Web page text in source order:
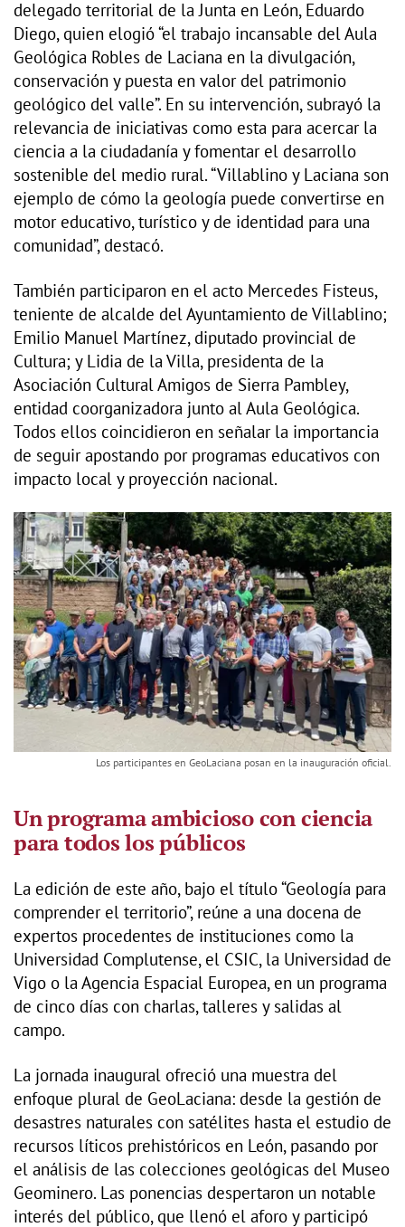
delegado territorial de la Junta en León, Eduardo
Diego, quien elogió “el trabajo incansable del Aula
Geológica Robles de Laciana en la divulgación,
conservación y puesta en valor del patrimonio
geológico del valle”. En su intervención, subrayó la
relevancia de iniciativas como esta para acercar la
ciencia a la ciudadanía y fomentar el desarrollo
sostenible del medio rural. “Villablino y Laciana son
ejemplo de cómo la geología puede convertirse en
motor educativo, turístico y de identidad para una
comunidad”, destacó.
También participaron en el acto Mercedes Fisteus,
teniente de alcalde del Ayuntamiento de Villablino;
Emilio Manuel Martínez, diputado provincial de
Cultura; y Lidia de la Villa, presidenta de la
Asociación Cultural Amigos de Sierra Pambley,
entidad coorganizadora junto al Aula Geológica.
Todos ellos coincidieron en señalar la importancia
de seguir apostando por programas educativos con
impacto local y proyección nacional.
Los participantes en GeoLaciana posan en la inauguración oficial.
Un programa ambicioso con ciencia
para todos los públicos
La edición de este año, bajo el título “Geología para
comprender el territorio”, reúne a una docena de
expertos procedentes de instituciones como la
Universidad Complutense, el CSIC, la Universidad de
Vigo o la Agencia Espacial Europea, en un programa
de cinco días con charlas, talleres y salidas al
campo.
La jornada inaugural ofreció una muestra del
enfoque plural de GeoLaciana: desde la gestión de
desastres naturales con satélites hasta el estudio de
recursos líticos prehistóricos en León, pasando por
el análisis de las colecciones geológicas del Museo
Geominero. Las ponencias despertaron un notable
interés del público, que llenó el aforo y participó